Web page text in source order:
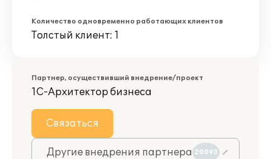
Количество одновременно работающих клиентов
Толстый клиент: 1
Партнер, осуществивший внедрение/проект
1С-Архитектор бизнеса
Связаться
Другие внедрения партнера 20093